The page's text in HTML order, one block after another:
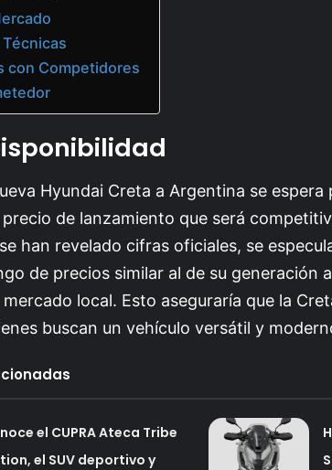
con Competidores
Hyundai Creta a Argentina se espera
de lanzamiento que será
han revelado cifras oficiales, se
de precios similar al de su generación
local. Esto aseguraría que la
buscan un vehículo versátil y
el CUPRA Ateca Tribe
el SUV deportivo y